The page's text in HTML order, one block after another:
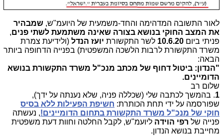
לאור התשובה המדהימה והחד-משמעית של היועמ"ש, שמבהיר
את המצב החוקי בנושא בצורה שאינה משתמעת לשתי פנים,
פניתי ביום 10.6.20 לשר התקשורת יועז הנדל (ולידיעת צמרת
משרד התקשורת לרבות הלשכה המשפטית) בפנייה הדחופה ביותר
הבאה:
"הנדון: ביטול דחוף של מכתב מנכ"ל משרד התקשורת בנושא
הדומיינים.
שלום רב
1. בהמשך לכתבה שלי (שכללה פניה, שלא נענתה על ידך),
שפורסמה על ידי תחת הכותרת: חשיפת הפעילות ללא בסיס
חוקי של מנכ"ל משרד התקשורת בתחום הדומיינים!, נעשתה
פנייה של רפי הוידה ליועמ"ש, לקבל החלטה וחוות דעת משפטית
מחייבת בנושא הנדון.